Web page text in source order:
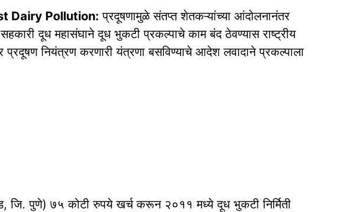
Dairy Pollution: प्रदूषणामुळे संतप्त शेतकऱ्यांच्या आंदोलनानंतर
सहकारी दूध महासंघाने दूध भुकटी प्रकल्पाचे काम बंद ठेवण्यास राष्ट्रीय
प्रदूषण नियंत्रण करणारी यंत्रणा बसविण्याचे आदेश लवादाने प्रकल्पाला
जि. पुणे) ७५ कोटी रुपये खर्च करून २०११ मध्ये दूध भुकटी निर्मिती